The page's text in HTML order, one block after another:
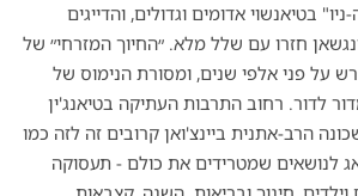
בטיאנשוי אדומים וגדולים, והדייגים
חזרו עם שלל מלא. ״החיוך המזרחי״ של
על פני אלפי שנים, ומסורת הנימוס של
לדור. רחוב התרבות העתיקה בטיאנג'ין
הרב-אתנית ביינצ'ואן קרובים זה לזה כמו
לנושאים שמטרידים את כולם - תעסוקה